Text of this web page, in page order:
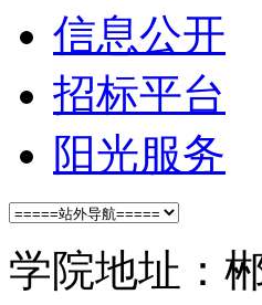
信息公开
招标平台
阳光服务
学院地址：